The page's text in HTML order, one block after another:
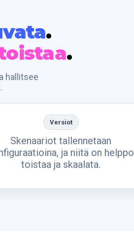
.
.
hallitsee
Versiot
Skenaariot tallennetaan
ja niitä on helppo
toistaa ja skaalata.